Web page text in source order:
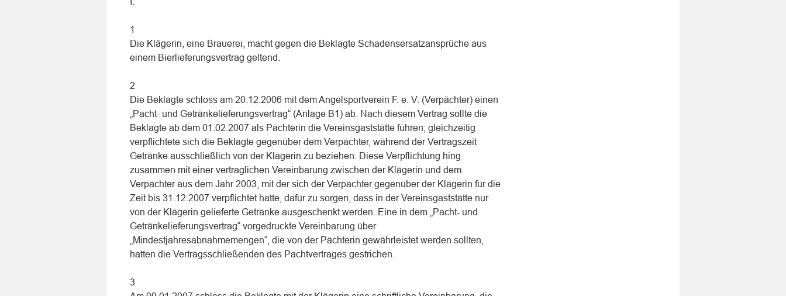
1
Die Klägerin, eine Brauerei, macht gegen die Beklagte Schadensersatzansprüche aus
einem Bierlieferungsvertrag geltend.
2
Die Beklagte schloss am 20.12.2006 mit dem Angelsportverein F. e. V. (Verpächter) einen
„Pacht- und Getränkelieferungsvertrag“ (Anlage B1) ab. Nach diesem Vertrag sollte die
Beklagte ab dem 01.02.2007 als Pächterin die Vereinsgaststätte führen; gleichzeitig
verpflichtete sich die Beklagte gegenüber dem Verpächter, während der Vertragszeit
Getränke ausschließlich von der Klägerin zu beziehen. Diese Verpflichtung hing
zusammen mit einer vertraglichen Vereinbarung zwischen der Klägerin und dem
Verpächter aus dem Jahr 2003, mit der sich der Verpächter gegenüber der Klägerin für die
Zeit bis 31.12.2007 verpflichtet hatte, dafür zu sorgen, dass in der Vereinsgaststätte nur
von der Klägerin gelieferte Getränke ausgeschenkt werden. Eine in dem „Pacht- und
Getränkelieferungsvertrag“ vorgedruckte Vereinbarung über
„Mindestjahresabnahmemengen“, die von der Pächterin gewährleistet werden sollten,
hatten die Vertragsschließenden des Pachtvertrages gestrichen.
3